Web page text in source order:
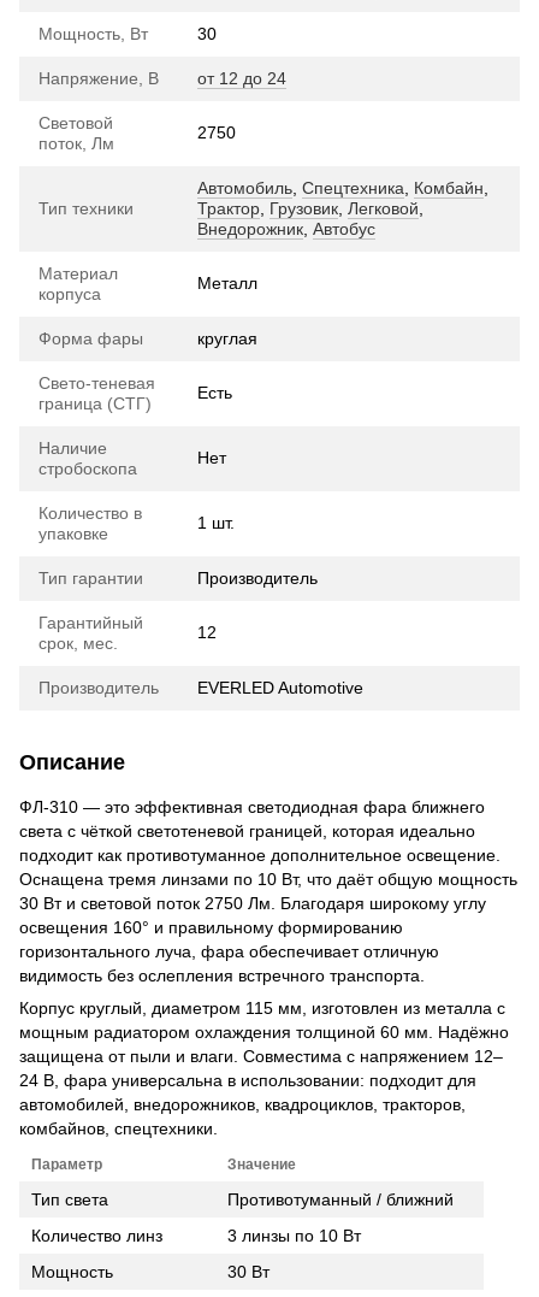
Мощность, Вт 30
Напряжение, В от 12 до 24
Световой
поток, Лм
2750
Тип техники
Автомобиль Спецтехника Комбайн
Трактор Грузовик Легковой
Внедорожник Автобус
Материал
корпуса
Металл
Форма фары круглая
Свето-теневая
граница (СТГ)
Есть
Наличие
стробоскопа
Нет
Количество в
упаковке
1 шт.
Тип гарантии Производитель
Гарантийный
срок, мес.
12
Производитель EVERLED Automotive
Описание
ФЛ-310 — это эффективная светодиодная фара ближнего
света с чёткой светотеневой границей, которая идеально
подходит как противотуманное дополнительное освещение.
Оснащена тремя линзами по 10 Вт, что даёт общую мощность
30 Вт и световой поток 2750 Лм. Благодаря широкому углу
освещения 160° и правильному формированию
горизонтального луча, фара обеспечивает отличную
видимость без ослепления встречного транспорта.
Корпус круглый, диаметром 115 мм, изготовлен из металла с
мощным радиатором охлаждения толщиной 60 мм. Надёжно
защищена от пыли и влаги. Совместима с напряжением 12–
24 В, фара универсальна в использовании: подходит для
автомобилей, внедорожников, квадроциклов, тракторов,
комбайнов, спецтехники.
Параметр Значение
Тип света
Противотуманный / ближний
Количество линз
3 линзы по 10 Вт
Мощность
30 Вт